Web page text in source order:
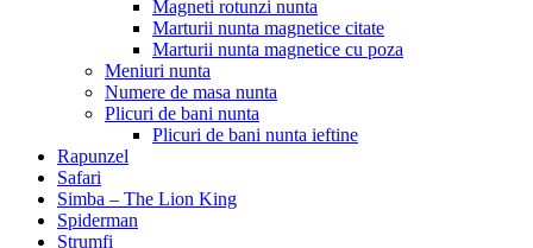
Magneti rotunzi nunta
Marturii nunta magnetice citate
Marturii nunta magnetice cu poza
Meniuri nunta
Numere de masa nunta
Plicuri de bani nunta
Plicuri de bani nunta ieftine
Rapunzel
Safari
Simba – The Lion King
Spiderman
Strumfi